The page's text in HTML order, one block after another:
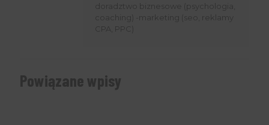
doradztwo biznesowe (psychologia,
coaching) -marketing (seo, reklamy
CPA, PPC)
Powiązane wpisy